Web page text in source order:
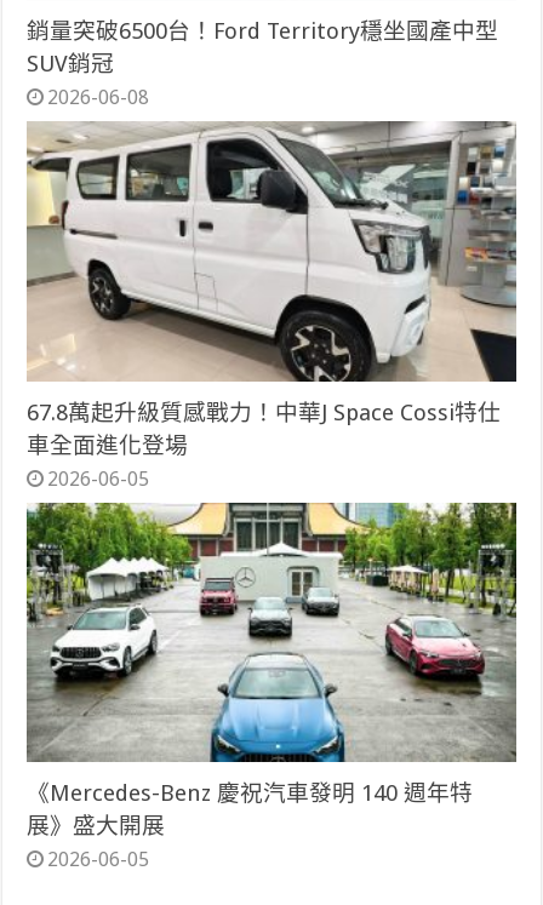
銷量突破6500台！Ford Territory穩坐國產中型
SUV銷冠
2026-06-08
67.8萬起升級質感戰力！中華J Space Cossi特仕
車全面進化登場
2026-06-05
《Mercedes-Benz 慶祝汽車發明 140 週年特
展》盛大開展
2026-06-05